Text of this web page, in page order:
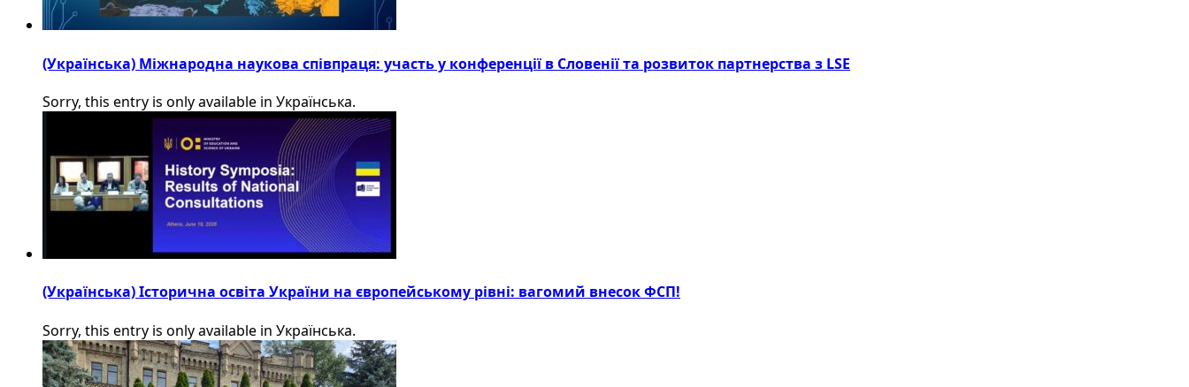
(Українська) Міжнародна наукова співпраця: участь у конференції в Словенії та розвиток партнерства з LSE
Sorry, this entry is only available in Українська.
(Українська) Історична освіта України на європейському рівні: вагомий внесок ФСП!
Sorry, this entry is only available in Українська.